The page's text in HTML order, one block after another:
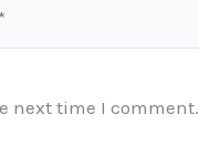
next time I comment.